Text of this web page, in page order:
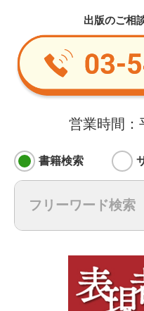
出版のご相
営業時間：
書籍検索